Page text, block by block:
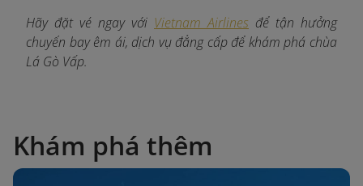
Hãy đặt vé ngay với Vietnam Airlines để tận hưởng
chuyến bay êm ái, dịch vụ đẳng cấp để khám phá chùa
Lá Gò Vấp.
Khám phá thêm